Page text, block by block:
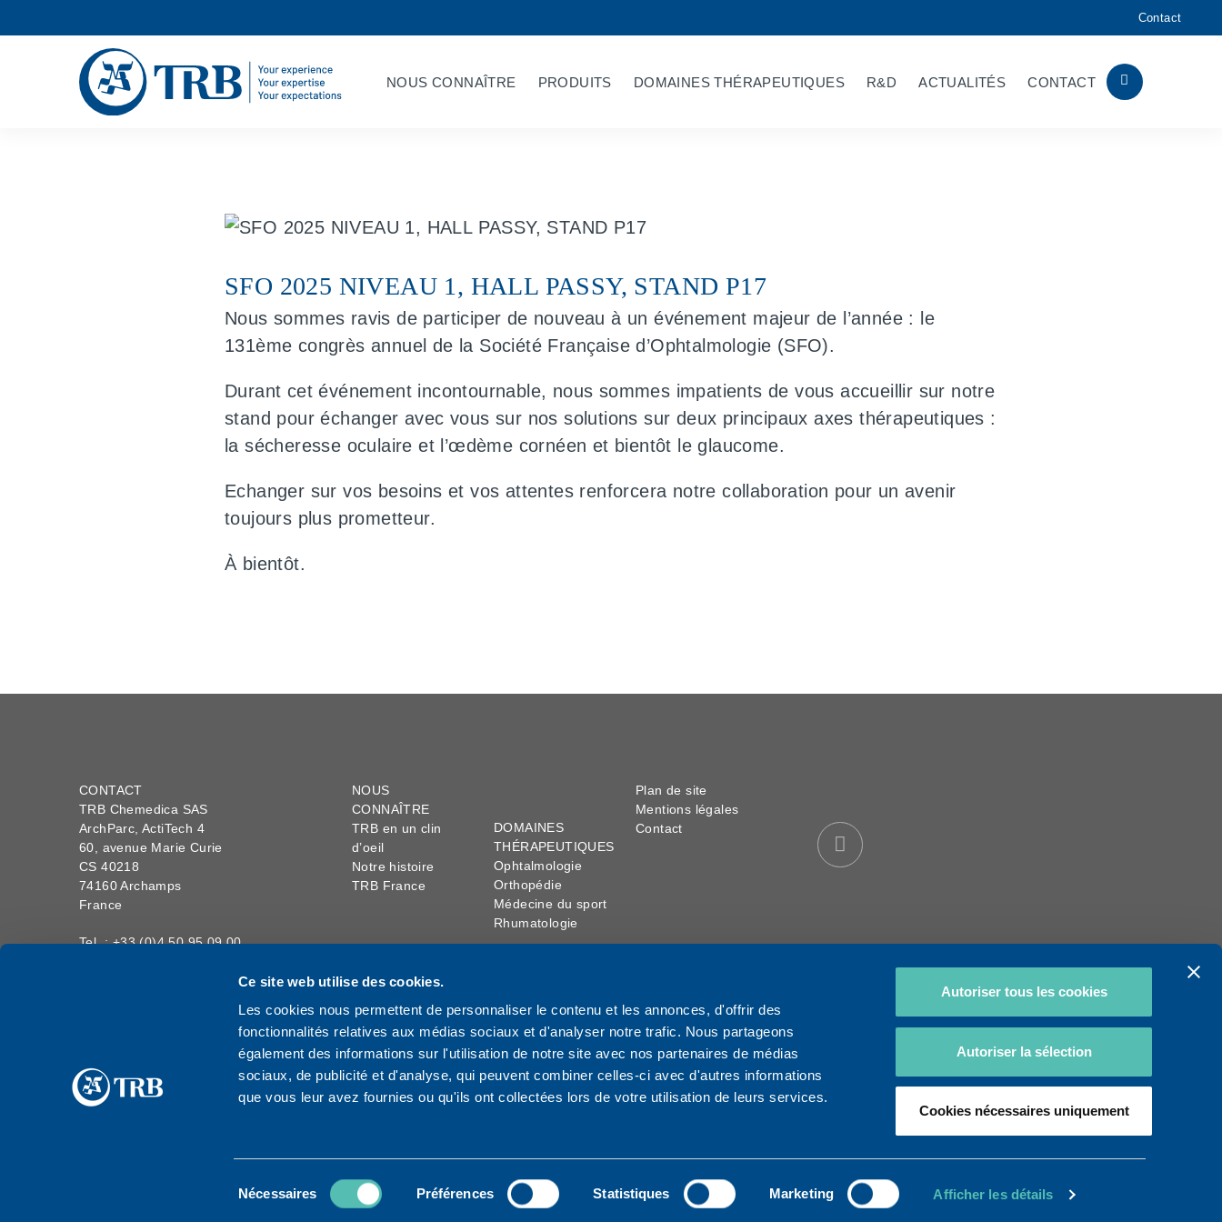
Ce site web utilise des cookies.
Les cookies nous permettent de personnaliser le contenu et les annonces, d'offrir des
fonctionnalités relatives aux médias sociaux et d'analyser notre trafic. Nous partageons
également des informations sur l'utilisation de notre site avec nos partenaires de médias
sociaux, de publicité et d'analyse, qui peuvent combiner celles-ci avec d'autres informations
que vous leur avez fournies ou qu'ils ont collectées lors de votre utilisation de leurs services.
Nécessaires Préférences Statistiques Marketing Afficher les détails
Autoriser tous les cookies
Autoriser la sélection
Cookies nécessaires uniquement
Contact
NOUS CONNAÎTRE PRODUITS DOMAINES THÉRAPEUTIQUES R&D ACTUALITÉS CONTACT
SFO 2025 NIVEAU 1, HALL PASSY, STAND P17
Nous sommes ravis de participer de nouveau à un événement majeur de l’année : le
131ème congrès annuel de la Société Française d’Ophtalmologie (SFO).
Durant cet événement incontournable, nous sommes impatients de vous accueillir sur notre
stand pour échanger avec vous sur nos solutions sur deux principaux axes thérapeutiques :
la sécheresse oculaire et l’œdème cornéen et bientôt le glaucome.
Echanger sur vos besoins et vos attentes renforcera notre collaboration pour un avenir
toujours plus prometteur.
À bientôt.
CONTACT
TRB Chemedica SAS
ArchParc, ActiTech 4
60, avenue Marie Curie
CS 40218
74160 Archamps
France
Tel. : +33 (0)4 50 95 09 00
complaints@trbchemedica.com
NOUS
CONNAÎTRE
TRB en un clin
d’oeil
Notre histoire
TRB France
Sécheresse
Arthrose
Tendinopathies
Arthroscopie
DOMAINES
THÉRAPEUTIQUES
Ophtalmologie
Orthopédie
Médecine du sport
Rhumatologie
Acide
hyaluronique
Site de production
Collaboration
scientifique
Plan de site
Mentions légales
Contact
© 2026 TRB Chemedica International SA